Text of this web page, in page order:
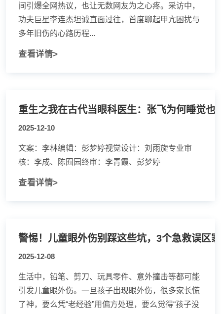
间引爆全网热议，也让无数网友为之心疼。采访中，
功夫巨星李连杰坦诚直面过往，首度聊起甲亢困扰与
多年旧伤的心路历程...
查看详情>
重生之我在古代当眼科医生：张飞为何睡觉也
2025-12-10
文案：李林编辑：彭梦婷视觉设计：刘雨旋专业审
核：李成、陈囿园终审：李青霞、彭梦婷
查看详情>
警惕！儿童眼外伤别踩这些坑，3个急救误区
2025-12-08
生活中，铅笔、剪刀、玩具零件、意外撞击等都可能
引发儿童眼外伤。一旦孩子出现眼外伤，很多家长慌
了神，要么凭“老经验”用偏方处理，要么觉得“孩子没